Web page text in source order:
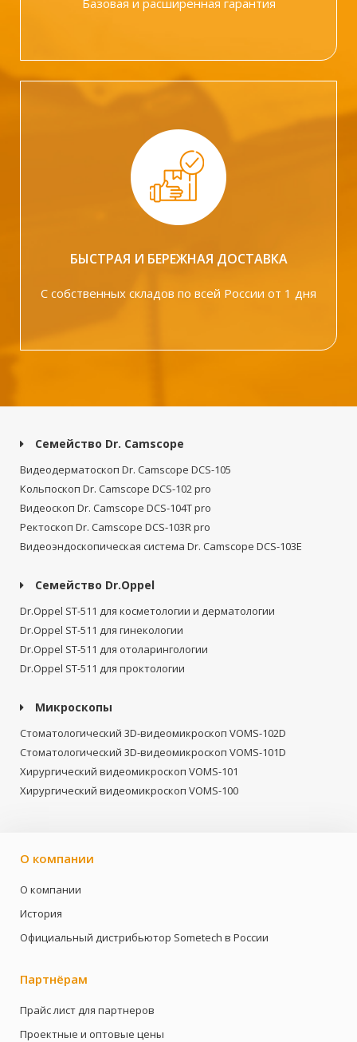
Базовая и расширенная гарантия
БЫСТРАЯ И БЕРЕЖНАЯ ДОСТАВКА
С собственных складов по всей России от 1 дня
Семейство Dr. Camscope
Видеодерматоскоп Dr. Camscope DCS-105
Кольпоскоп Dr. Camscope DCS-102 pro
Видеоскоп Dr. Camscope DCS-104T pro
Ректоскоп Dr. Camscope DCS-103R pro
Видеоэндоскопическая система Dr. Camscope DCS-103E
Семейство Dr.Oppel
Dr.Oppel ST-511 для косметологии и дерматологии
Dr.Oppel ST-511 для гинекологии
Dr.Oppel ST-511 для отоларингологии
Dr.Oppel ST-511 для проктологии
Микроскопы
Стоматологический 3D-видеомикроскоп VOMS-102D
Стоматологический 3D-видеомикроскоп VOMS-101D
Хирургический видеомикроскоп VOMS-101
Хирургический видеомикроскоп VOMS-100
О компании
О компании
История
Официальный дистрибьютор Sometech в России
Партнёрам
Прайс лист для партнеров
Проектные и оптовые цены